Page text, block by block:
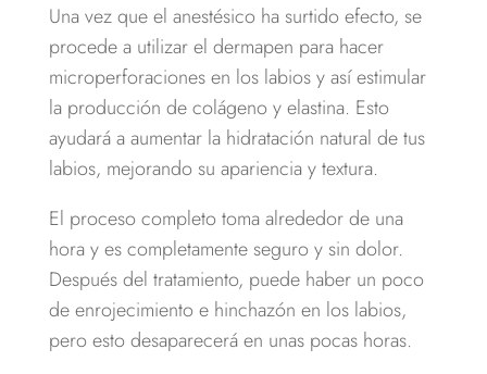
Una vez que el anestésico ha surtido efecto, se
procede a utilizar el dermapen para hacer
microperforaciones en los labios y así estimular
la producción de colágeno y elastina. Esto
ayudará a aumentar la hidratación natural de tus
labios, mejorando su apariencia y textura.
El proceso completo toma alrededor de una
hora y es completamente seguro y sin dolor.
Después del tratamiento, puede haber un poco
de enrojecimiento e hinchazón en los labios,
pero esto desaparecerá en unas pocas horas.